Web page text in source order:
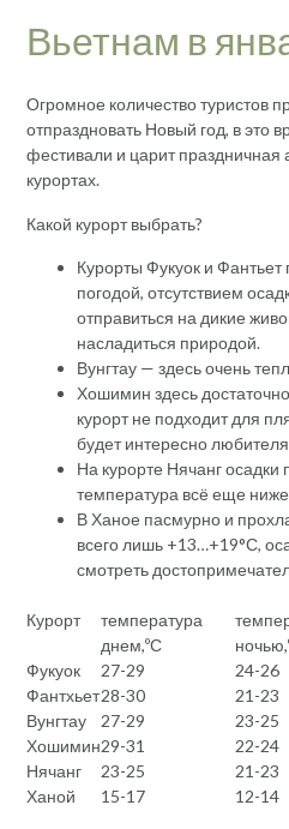
Вьетнам в
Огромное количество туристов
отпраздновать Новый год, в это
фестивали и царит праздничная
курортах.
Какой курорт выбрать?
Курорты Фукуок и
погодой, отсутствием
отправиться на дикие
насладиться природой.
Вунгтау — здесь очень
Хошимин здесь
курорт не подходит для
будет интересно
На курорте Нячанг
температура всё еще
В Ханое пасмурно и
всего лишь +13…+19°С,
смотреть
Курорт
температура
днем,ºС
Фукуок
27-29 24-26
Фантхьет28-30 21-23
Вунгтау
27-29 23-25
Хошимин29-31 22-24
Нячанг
23-25 21-23
Ханой
15-17 12-14